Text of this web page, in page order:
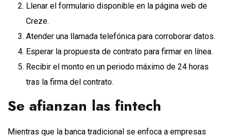
Llenar el formulario disponible en la página web de
Creze.
Atender una llamada telefónica para corroborar datos.
Esperar la propuesta de contrato para firmar en línea.
Recibir el monto en un periodo máximo de 24 horas
tras la firma del contrato.
Se afianzan las fintech
Mientras que la banca tradicional se enfoca a empresas